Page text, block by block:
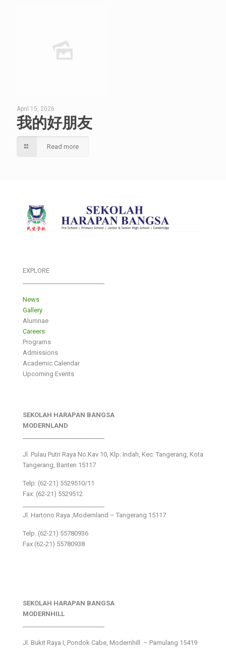
April 15, 2026
我的好朋友
Read more
EXPLORE
News
Gallery
Alumnae
Careers
Programs
Admissions
Academic Calendar
Upcoming Events
SEKOLAH HARAPAN BANGSA
MODERNLAND
Jl. Pulau Putri Raya No.Kav 10, Klp. Indah, Kec. Tangerang, Kota
Tangerang, Banten 15117
Telp: (62-21) 5529510/11
Fax: (62-21) 5529512
Jl. Hartono Raya ,Modernland – Tangerang 15117
Telp. (62-21) 55780936
Fax (62-21) 55780938
SEKOLAH HARAPAN BANGSA
MODERNHILL
Jl. Bukit Raya I, Pondok Cabe, Modernhill – Pamulang 15419